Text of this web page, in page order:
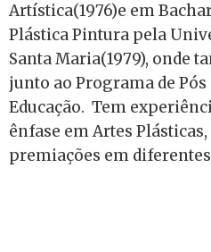
Artística(1976)e em
Plástica Pintura pela
Santa Maria(1979), onde
junto ao Programa de
Educação. Tem
ênfase em Artes
premiações em